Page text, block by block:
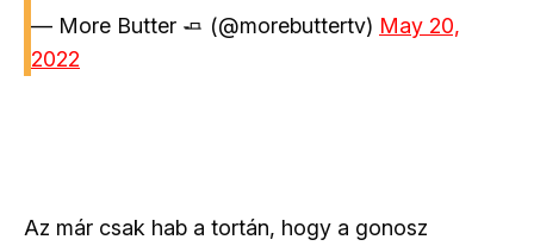
— More Butter 🧈 (@morebuttertv) May 20,
2022
Az már csak hab a tortán, hogy a gonosz